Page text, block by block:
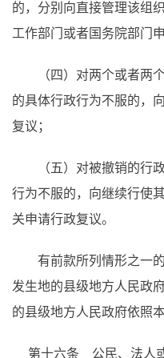
的，分别向直接管理该组
工作部门或者国务院部门
（四）对两个或者两个
的具体行政行为不服的，
复议；
（五）对被撤销的行政
行为不服的，向继续行使
关申请行政复议。
有前款所列情形之一的
发生地的县级地方人民政
的县级地方人民政府依照
第十六条 公民、法人或